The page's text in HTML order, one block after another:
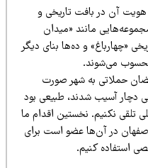
در بافت تاریخی و
مانند «میدان
و ده‌ها بنای دیگر
می‌شوند.
به شهر صورت
آسیب شدند، طبیعی بود
نکنیم. نخستین اقدام ما
در آن‌ها عضو است برای
کنیم.